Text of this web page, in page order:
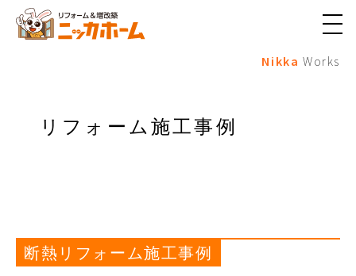
メ
ュ
Nikka Works
リフォーム施工事例
断熱リフォーム施工事例